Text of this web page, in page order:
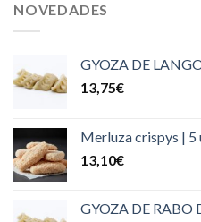
NOVEDADES
GYOZA DE
13,75€
Merluza crispys | 5
13,10€
GYOZA DE RABO